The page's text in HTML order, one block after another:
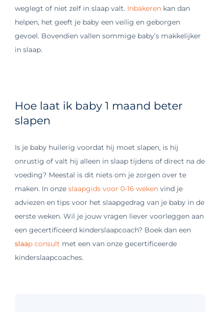
weglegt of niet zelf in slaap valt. Inbakeren kan dan
helpen, het geeft je baby een veilig en geborgen
gevoel. Bovendien vallen sommige baby’s makkelijker
in slaap.
Hoe laat ik baby 1 maand beter
slapen
Is je baby huilerig voordat hij moet slapen, is hij
onrustig of valt hij alleen in slaap tijdens of direct na de
voeding? Meestal is dit niets om je zorgen over te
maken. In onze slaapgids voor 0-16 weken vind je
adviezen en tips voor het slaapgedrag van je baby in de
eerste weken. Wil je jouw vragen liever voorleggen aan
een gecertificeerd kinderslaapcoach? Boek dan een
slaap consult met een van onze gecertificeerde
kinderslaapcoaches.